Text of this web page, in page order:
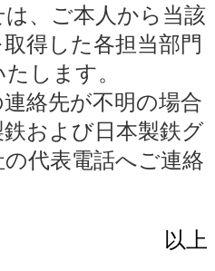
は、ご本人から当該
得した各担当部門
します。
絡先が不明の場合
および日本製鉄グ
代表電話へご連絡
以上